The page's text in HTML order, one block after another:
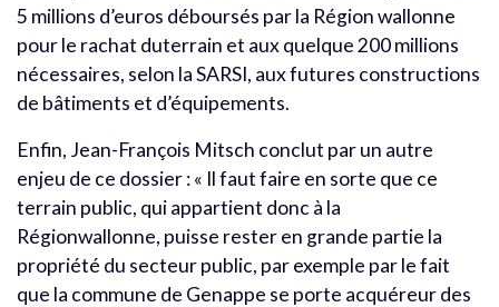
5 millions d’euros déboursés par la Région wallonne
pour le rachat duterrain et aux quelque 200 millions
nécessaires, selon la SARSI, aux futures constructions
de bâtiments et d’équipements.
Enfin, Jean-François Mitsch conclut par un autre
enjeu de ce dossier : « Il faut faire en sorte que ce
terrain public, qui appartient donc à la
Régionwallonne, puisse rester en grande partie la
propriété du secteur public, par exemple par le fait
que la commune de Genappe se porte acquéreur des